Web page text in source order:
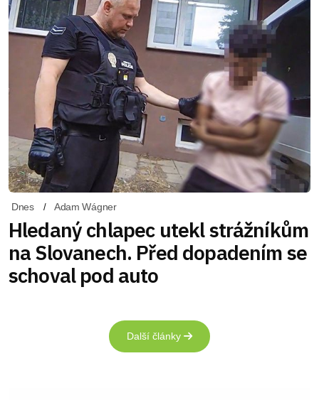
Dnes Adam Wágner
Hledaný chlapec utekl strážníkům
na Slovanech. Před dopadením se
schoval pod auto
Další články